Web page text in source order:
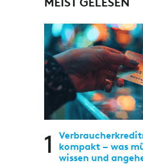
1
kompakt – was
wissen und